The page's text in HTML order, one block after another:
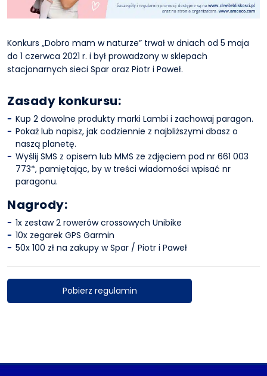
Konkurs „Dobro mam w naturze” trwał w dniach od 5 maja
do 1 czerwca 2021 r. i był prowadzony w sklepach
stacjonarnych sieci Spar oraz Piotr i Paweł.
Zasady konkursu:
Kup 2 dowolne produkty marki Lambi i zachowaj paragon.
Pokaż lub napisz, jak codziennie z najbliższymi dbasz o
naszą planetę.
Wyślij SMS z opisem lub MMS ze zdjęciem pod nr 661 003
773*, pamiętając, by w treści wiadomości wpisać nr
paragonu.
Nagrody:
1x zestaw 2 rowerów crossowych Unibike
10x zegarek GPS Garmin
50x 100 zł na zakupy w Spar / Piotr i Paweł
Pobierz regulamin